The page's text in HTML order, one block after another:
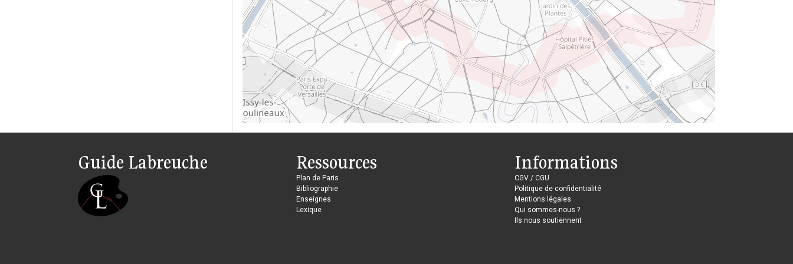
Guide Labreuche Ressources
Plan de Paris
Bibliographie
Enseignes
Lexique
Informations
CGV / CGU
Politique de confidentialité
Mentions légales
Qui sommes-nous ?
Ils nous soutiennent